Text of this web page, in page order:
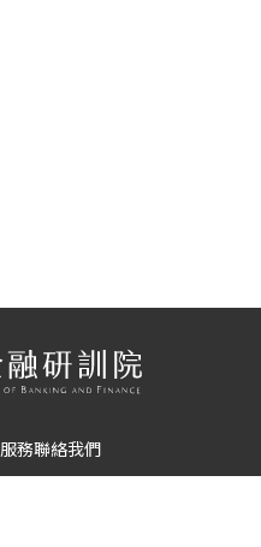
服務聯絡我們